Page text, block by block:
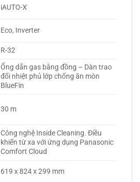
iAUTO-X
Eco, Inverter
R-32
Ống dẫn gas bằng đồng – Dàn trao
đổi nhiệt phủ lớp chống ăn mòn
BlueFin
30 m
Công nghệ Inside Cleaning. Điều
khiển từ xa với ứng dụng Panasonic
Comfort Cloud
619 x 824 x 299 mm